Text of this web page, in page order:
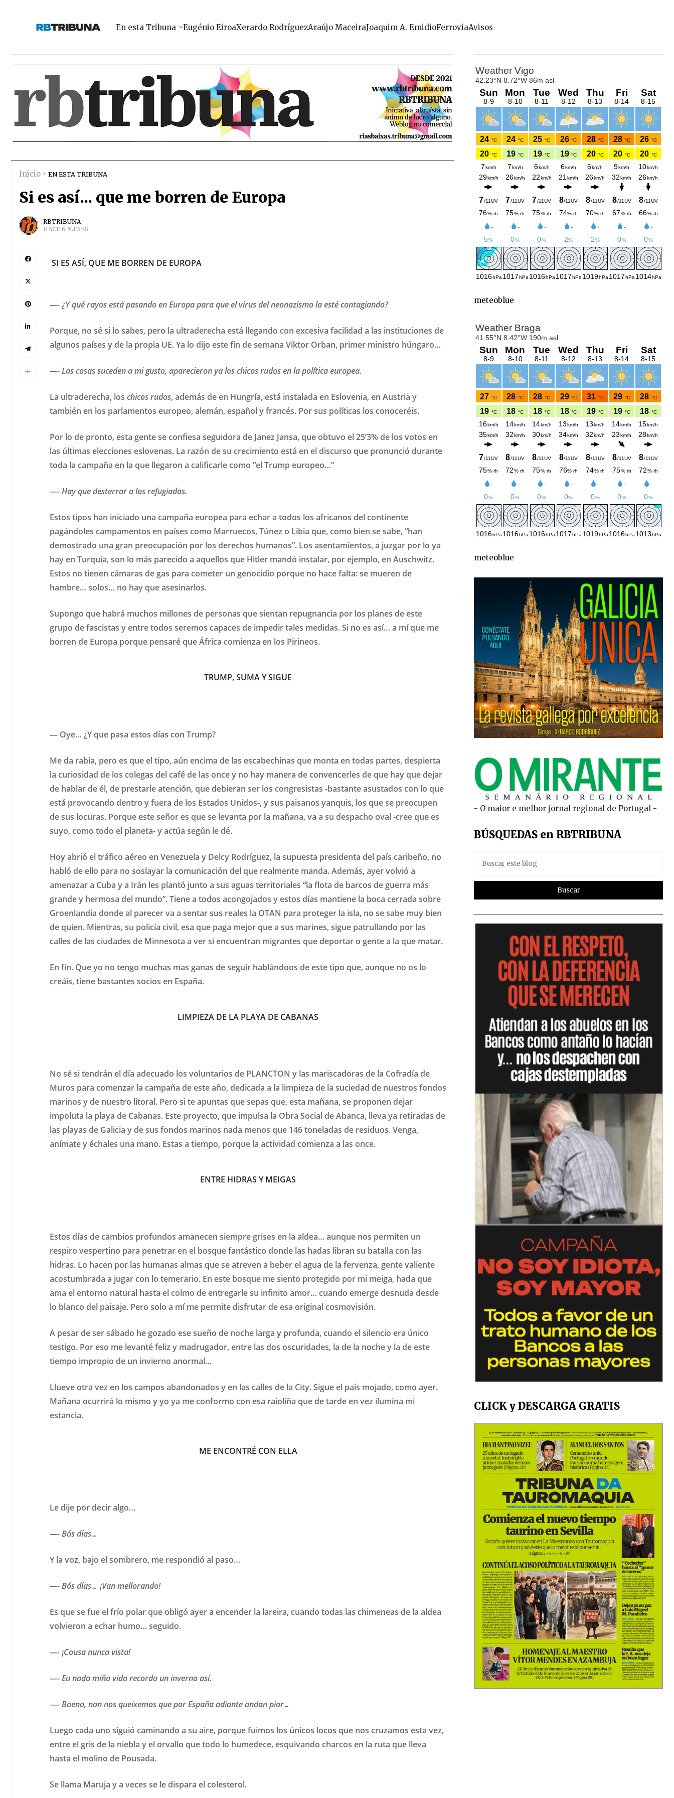
En esta Tribuna Eugénio EiroaXerardo RodríguezAraújo MaceiraJoaquim A. EmidioFerroviaAvisos
Inicio EN ESTA TRIBUNA
Si es así... que me borren de Europa
RBTRIBUNA
HACE 6 MESES
SI ES ASÍ, QUE ME BORREN DE EUROPA
—- ¿Y qué rayos está pasando en Europa para que el virus del neonazismo la esté contagiando?
Porque, no sé si lo sabes, pero la ultraderecha está llegando con excesiva facilidad a las instituciones de
algunos países y de la propia UE. Ya lo dijo este fin de semana Viktor Orban, primer ministro húngaro…
—- Las cosas suceden a mi gusto, aparecieron ya los chicos rudos en la política europea.
La ultraderecha, los chicos rudos, además de en Hungría, está instalada en Eslovenia, en Austria y
también en los parlamentos europeo, alemán, español y francés. Por sus políticas los conoceréis.
Por lo de pronto, esta gente se confiesa seguidora de Janez Jansa, que obtuvo el 25’3% de los votos en
las últimas elecciones eslovenas. La razón de su crecimiento está en el discurso que pronunció durante
toda la campaña en la que llegaron a calificarle como “el Trump europeo…”
—- Hay que desterrar a los refugiados.
Estos tipos han iniciado una campaña europea para echar a todos los africanos del continente
pagándoles campamentos en países como Marruecos, Túnez o Libia que, como bien se sabe, “han
demostrado una gran preocupación por los derechos humanos”. Los asentamientos, a juzgar por lo ya
hay en Turquía, son lo más parecido a aquellos que Hitler mandó instalar, por ejemplo, en Auschwitz.
Estos no tienen cámaras de gas para cometer un genocidio porque no hace falta: se mueren de
hambre… solos… no hay que asesinarlos.
Supongo que habrá muchos millones de personas que sientan repugnancia por los planes de este
grupo de fascistas y entre todos seremos capaces de impedir tales medidas. Si no es así… a mí que me
borren de Europa porque pensaré que África comienza en los Pirineos.
TRUMP, SUMA Y SIGUE
— Oye… ¿Y que pasa estos días con Trump?
Me da rabia, pero es que el tipo, aún encima de las escabechinas que monta en todas partes, despierta
la curiosidad de los colegas del café de las once y no hay manera de convencerles de que hay que dejar
de hablar de él, de prestarle atención, que debieran ser los congresistas -bastante asustados con lo que
está provocando dentro y fuera de los Estados Unidos-, y sus paisanos yanquis, los que se preocupen
de sus locuras. Porque este señor es que se levanta por la mañana, va a su despacho oval -cree que es
suyo, como todo el planeta- y actúa según le dé.
Hoy abrió el tráfico aéreo en Venezuela y Delcy Rodríguez, la supuesta presidenta del país caribeño, no
habló de ello para no soslayar la comunicación del que realmente manda. Además, ayer volvió a
amenazar a Cuba y a Irán les plantó junto a sus aguas territoriales “la flota de barcos de guerra más
grande y hermosa del mundo”. Tiene a todos acongojados y estos días mantiene la boca cerrada sobre
Groenlandia donde al parecer va a sentar sus reales la OTAN para proteger la isla, no se sabe muy bien
de quien. Mientras, su policía civil, esa que paga mejor que a sus marines, sigue patrullando por las
calles de las ciudades de Minnesota a ver si encuentran migrantes que deportar o gente a la que matar.
En fin. Que yo no tengo muchas mas ganas de seguir hablándoos de este tipo que, aunque no os lo
creáis, tiene bastantes socios en España.
LIMPIEZA DE LA PLAYA DE CABANAS
No sé si tendrán el día adecuado los voluntarios de PLANCTON y las mariscadoras de la Cofradía de
Muros para comenzar la campaña de este año, dedicada a la limpieza de la suciedad de nuestros fondos
marinos y de nuestro litoral. Pero si te apuntas que sepas que, esta mañana, se proponen dejar
impoluta la playa de Cabanas. Este proyecto, que impulsa la Obra Social de Abanca, lleva ya retiradas de
las playas de Galicia y de sus fondos marinos nada menos que 146 toneladas de residuos. Venga,
anímate y échales una mano. Estas a tiempo, porque la actividad comienza a las once.
ENTRE HIDRAS Y MEIGAS
Estos días de cambios profundos amanecen siempre grises en la aldea… aunque nos permiten un
respiro vespertino para penetrar en el bosque fantástico donde las hadas libran su batalla con las
hidras. Lo hacen por las humanas almas que se atreven a beber el agua de la fervenza, gente valiente
acostumbrada a jugar con lo temerario. En este bosque me siento protegido por mi meiga, hada que
ama el entorno natural hasta el colmo de entregarle su infinito amor… cuando emerge desnuda desde
lo blanco del paisaje. Pero solo a mí me permite disfrutar de esa original cosmovisión.
A pesar de ser sábado he gozado ese sueño de noche larga y profunda, cuando el silencio era único
testigo. Por eso me levanté feliz y madrugador, entre las dos oscuridades, la de la noche y la de este
tiempo impropio de un invierno anormal…
Llueve otra vez en los campos abandonados y en las calles de la City. Sigue el país mojado, como ayer.
Mañana ocurrirá lo mismo y yo ya me conformo con esa raioliña que de tarde en vez ilumina mi
estancia.
ME ENCONTRÉ CON ELLA
Le dije por decir algo…
—- Bós días…
Y la voz, bajo el sombrero, me respondió al paso…
—- Bós días… ¡Van mellorando!
Es que se fue el frío polar que obligó ayer a encender la lareira, cuando todas las chimeneas de la aldea
volvieron a echar humo… seguido.
—- ¡Cousa nunca vista!
—- Eu nada miña vida recordo un inverno así.
—- Boeno, non nos queixemos que por España adiante andan pior…
Luego cada uno siguió caminando a su aire, porque fuimos los únicos locos que nos cruzamos esta vez,
entre el gris de la niebla y el orvallo que todo lo humedece, esquivando charcos en la ruta que lleva
hasta el molino de Pousada.
Se llama Maruja y a veces se le dispara el colesterol.
meteoblue
meteoblue
- O maior e melhor jornal regional de Portugal -
BÚSQUEDAS en RBTRIBUNA
CLICK y DESCARGA GRATIS